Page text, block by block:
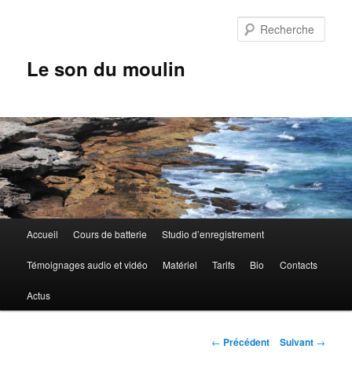
Le son du moulin
principal
Accueil Cours de batterie Studio d’enregistrement
Témoignages audio et vidéo Matériel Tarifs Bio Contacts
Actus
Navigation
← Précédent Suivant →